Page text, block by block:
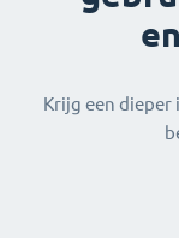
Krijg een dieper